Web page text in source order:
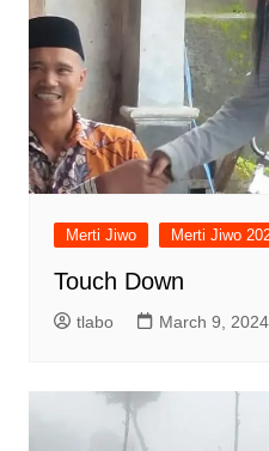
Merti Jiwo Merti Jiwo
Touch Down
tlabo March 9, 2024